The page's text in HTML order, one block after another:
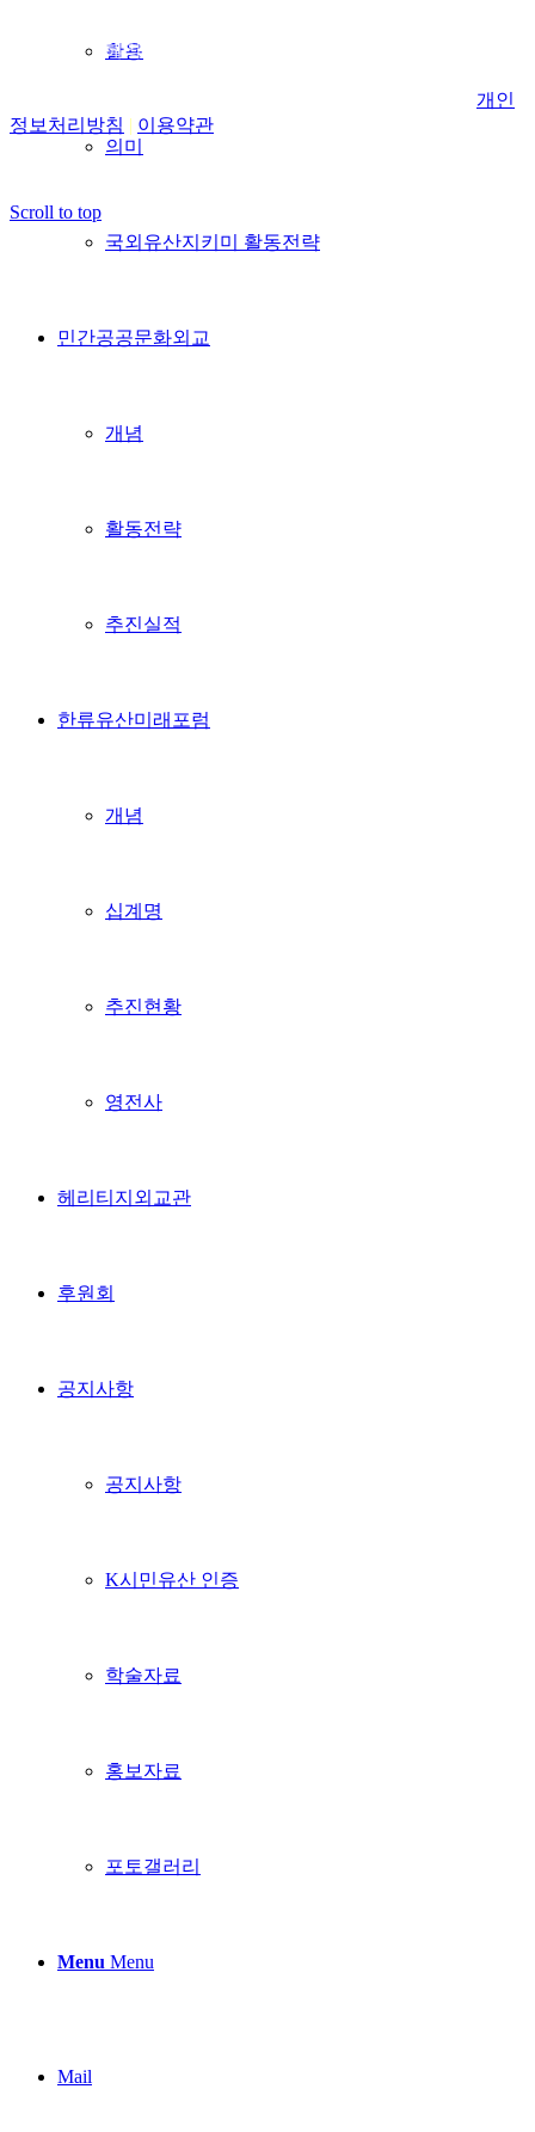
활용
의미
국외유산지키미 활동전략
민간공공문화외교
개념
활동전략
추진실적
한류유산미래포럼
개념
십계명
추진현황
영전사
헤리티지외교관
후원회
공지사항
공지사항
K시민유산 인증
학술자료
홍보자료
포토갤러리
Menu Menu
Mail
사단법인 K헤리티지재단 서울 종로구 돈화문로11가길 59 (익
개인
정보처리방침 | 이용약관
Scroll to top